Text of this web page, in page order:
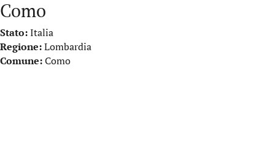
Como
Stato:Italia
Regione:Lombardia
Comune:Como